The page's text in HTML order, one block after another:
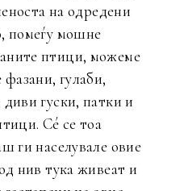
на одредени
помеѓу мошне
птици, можеме
фазани, гулаби,
гуски, патки и
Сé се тоа
ги населувале овие
нив тука живеат и